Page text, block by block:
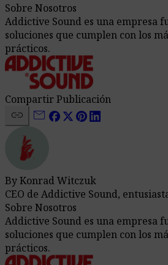
Sobre Nosotros
Addictive Sound es una empresa
soluciones que cumplen con los
prácticos.
Compartir Publicación
link mail
By Konrad Witczuk
CEO de Addictive Sound,
Sobre Nosotros
Addictive Sound es una empresa
soluciones que cumplen con los
prácticos.